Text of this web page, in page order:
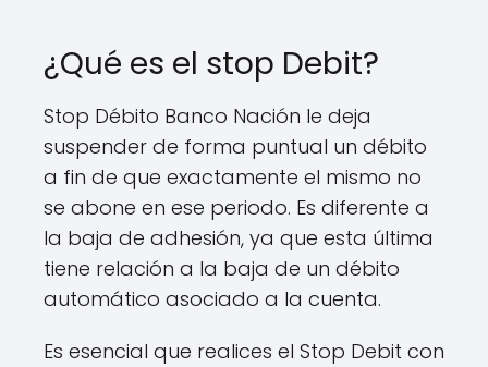
¿Qué es el stop Debit?
Stop Débito Banco Nación le deja
suspender de forma puntual un débito
a fin de que exactamente el mismo no
se abone en ese periodo. Es diferente a
la baja de adhesión, ya que esta última
tiene relación a la baja de un débito
automático asociado a la cuenta.
Es esencial que realices el Stop Debit con